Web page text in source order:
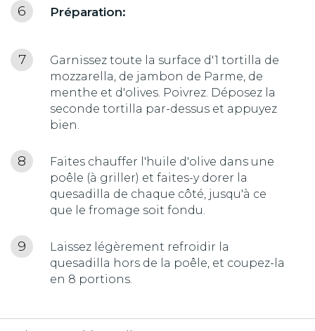
Préparation:
Garnissez toute la surface d'1 tortilla de
mozzarella, de jambon de Parme, de
menthe et d'olives. Poivrez. Déposez la
seconde tortilla par-dessus et appuyez
bien.
Faites chauffer l'huile d'olive dans une
poêle (à griller) et faites-y dorer la
quesadilla de chaque côté, jusqu'à ce
que le fromage soit fondu.
Laissez légèrement refroidir la
quesadilla hors de la poêle, et coupez-la
en 8 portions.